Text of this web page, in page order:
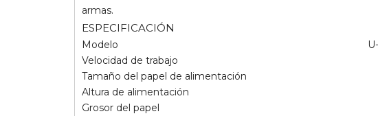
armas.
ESPECIFICACIÓN
Modelo
Velocidad de trabajo
Tamaño del papel de alimentación
Altura de alimentación
Grosor del papel